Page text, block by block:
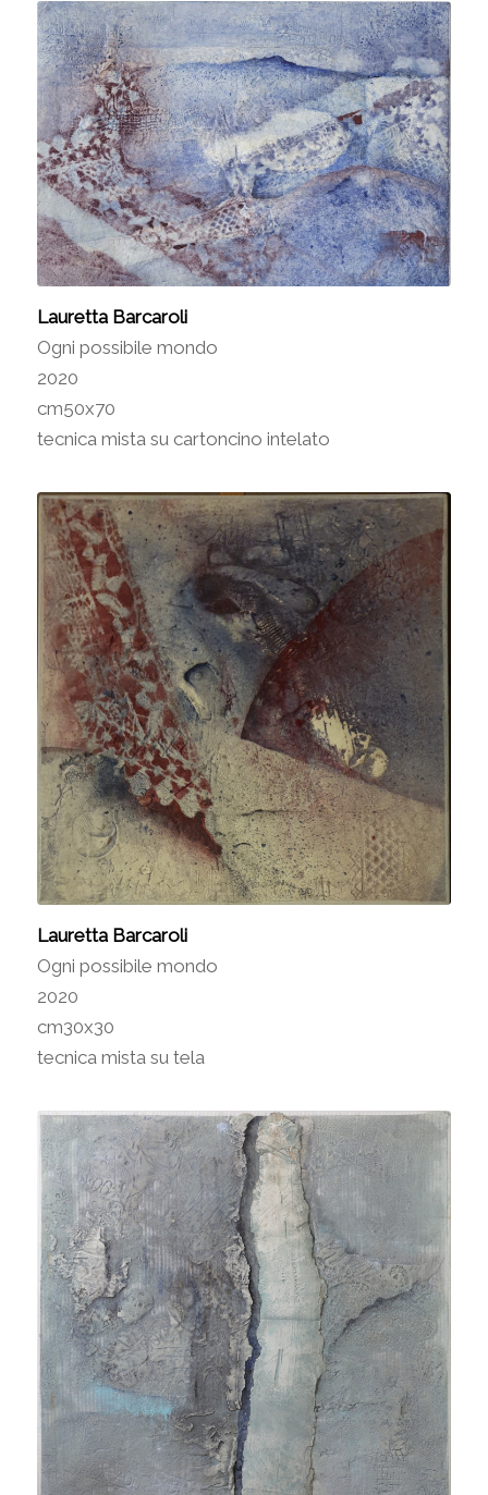
Lauretta Barcaroli
Ogni possibile mondo
2020
cm50x70
tecnica mista su cartoncino intelato
Lauretta Barcaroli
Ogni possibile mondo
2020
cm30x30
tecnica mista su tela